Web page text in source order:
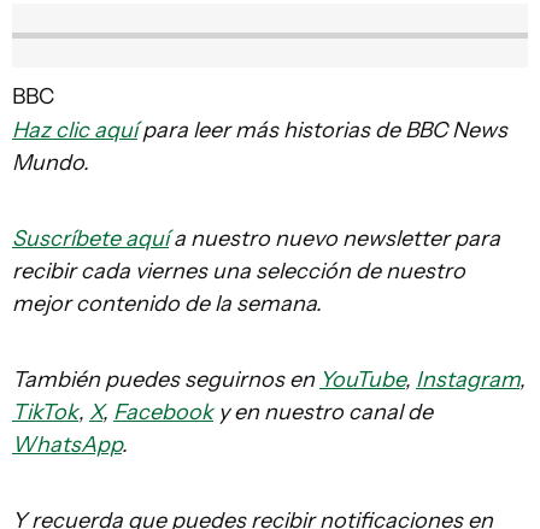
BBC
Haz clic aquípara leer más historias de BBC News
Mundo.
Suscríbete aquía nuestro nuevo newsletter para
recibir cada viernes una selección de nuestro
mejor contenido de la semana.
También puedes seguirnos en YouTube, Instagram,
TikTok, X, Facebooky en nuestro canal de
WhatsApp.
Y recuerda que puedes recibir notificaciones en